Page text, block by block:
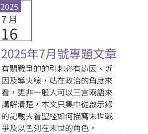
2025
7 月
16
2025年7月號專題文章
有關戰爭的的引起必有遠因、近
因及導火線，站在政治的角度來
看，更非一般人可以三言兩語來
講解清楚，本文只集中從啟示錄
的記載去看聖經如何描寫末世戰
爭及以色列在末世的角色。